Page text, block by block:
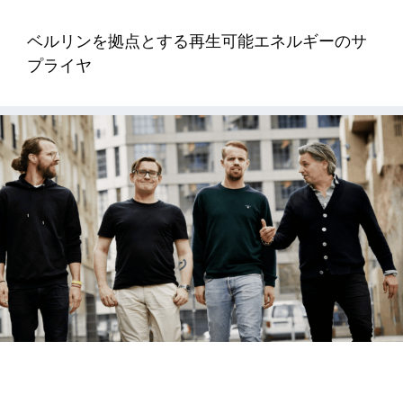
ベルリンを拠点とする再生可能エネルギーのサ
プライヤ